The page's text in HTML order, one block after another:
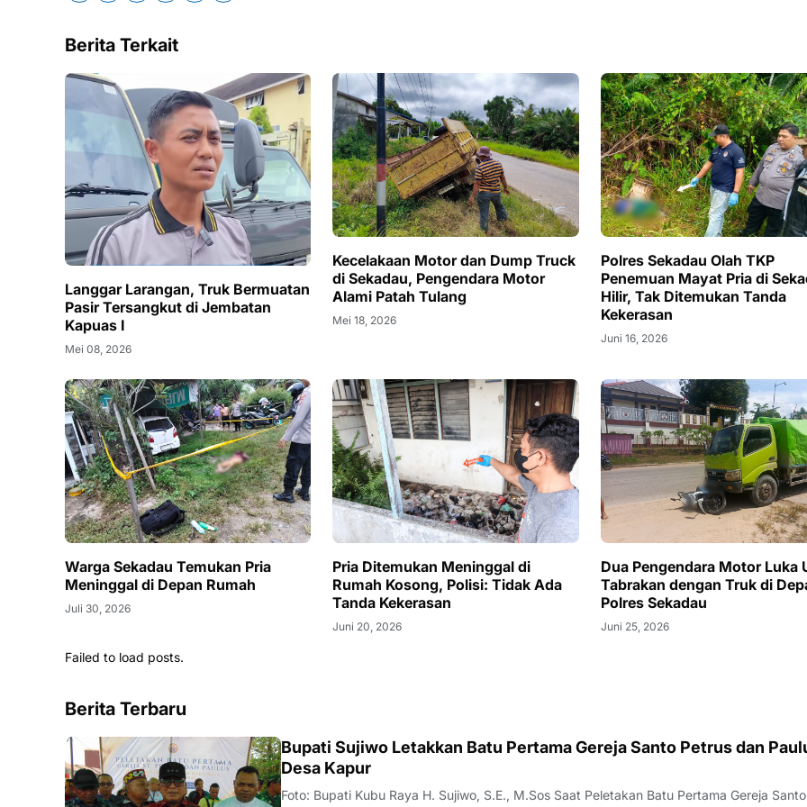
Berita Terkait
Langgar Larangan, Truk Bermuatan
Pasir Tersangkut di Jembatan
Kapuas I
Mei 08, 2026
Kecelakaan Motor dan Dump Truck
di Sekadau, Pengendara Motor
Alami Patah Tulang
Mei 18, 2026
Polres Sekadau Olah TKP
Penemuan Mayat Pria di
Hilir, Tak Ditemukan Tanda
Kekerasan
Juni 16, 2026
Warga Sekadau Temukan Pria
Meninggal di Depan Rumah
Juli 30, 2026
Pria Ditemukan Meninggal di
Rumah Kosong, Polisi: Tidak Ada
Tanda Kekerasan
Juni 20, 2026
Dua Pengendara Motor Luka
Tabrakan dengan Truk di
Polres Sekadau
Juni 25, 2026
Failed to load posts.
Berita Terbaru
DAERAH
Bupati Sujiwo Letakkan Batu Pertama Gereja Santo Petrus dan
Desa Kapur
Foto: Bupati Kubu Raya H. Sujiwo, S.E., M.Sos Saat Peletakan Batu Pertama Gereja Santo